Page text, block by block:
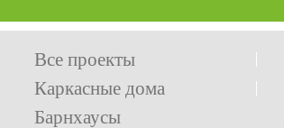
Все проекты
Каркасные дома
Барнхаусы